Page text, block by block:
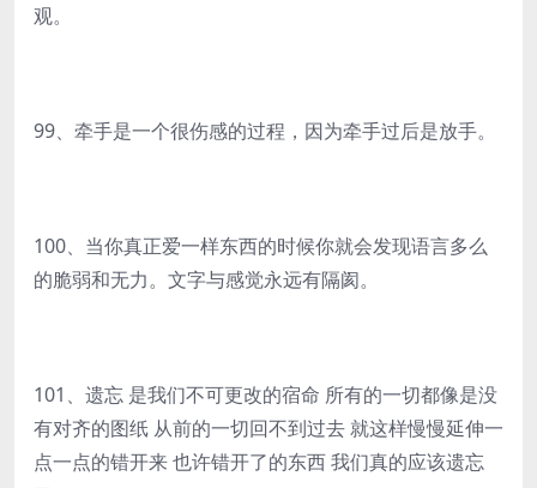
观。
99、牵手是一个很伤感的过程，因为牵手过后是放手。
100、当你真正爱一样东西的时候你就会发现语言多么
的脆弱和无力。文字与感觉永远有隔阂。
101、遗忘 是我们不可更改的宿命 所有的一切都像是没
有对齐的图纸 从前的一切回不到过去 就这样慢慢延伸一
点一点的错开来 也许错开了的东西 我们真的应该遗忘